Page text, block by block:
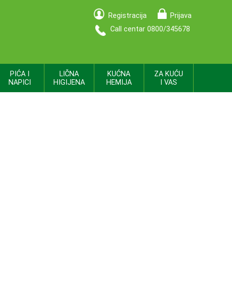
Registracija
Prijava
Call centar 0800/345678
PIĆA I
NAPICI
LIČNA
HIGIJENA
KUĆNA
HEMIJA
ZA KUĆU
I VAS